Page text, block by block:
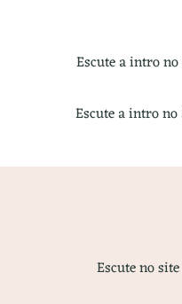
Escute a intro
Escute a intro
Escute no